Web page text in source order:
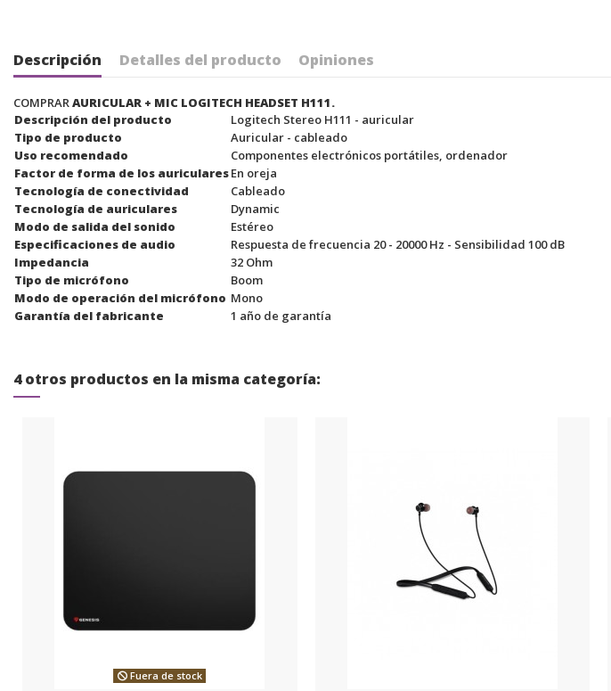
Descripción Detalles del producto Opiniones
COMPRARAURICULAR + MIC LOGITECH HEADSET H111.
Descripción del producto
Logitech Stereo H111 - auricular
Tipo de producto
Auricular - cableado
Uso recomendado
Componentes electrónicos portátiles, ordenador
Factor de forma de los auricularesEn oreja
Tecnología de conectividad
Cableado
Tecnología de auriculares
Dynamic
Modo de salida del sonido
Estéreo
Especificaciones de audio
Respuesta de frecuencia 20 - 20000 Hz - Sensibilidad 100 dB
Impedancia
32 Ohm
Tipo de micrófono
Boom
Modo de operación del micrófono Mono
Garantía del fabricante
1 año de garantía
4 otros productos en la misma categoría:
Fuera de stock